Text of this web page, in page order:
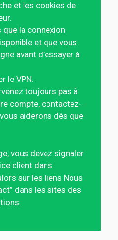
et les cookies de
la connexion
et que vous
avant d’essayer à
le VPN.
toujours pas à
compte, contactez-
aiderons dès que
vous devez signaler
client dans
sur les liens Nous
dans les sites des